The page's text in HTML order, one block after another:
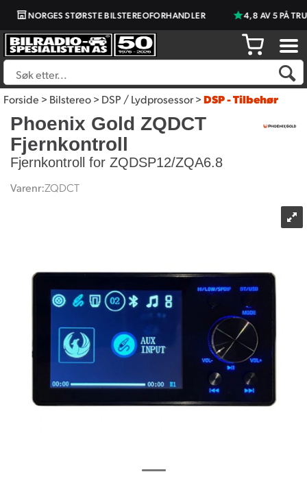
NORGES STØRSTE BILSTEREOFORHANDLER 4,8 AV 5 PÅ
Forside>Bilstereo>DSP / Lydprosessor>DSP - Tilbehør
Phoenix Gold ZQDCT
Fjernkontroll
Fjernkontroll for ZQDSP12/ZQA6.8
Varenr:ZQDCT